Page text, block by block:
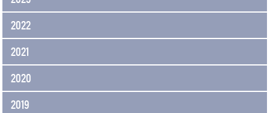
2022
2021
2020
2019